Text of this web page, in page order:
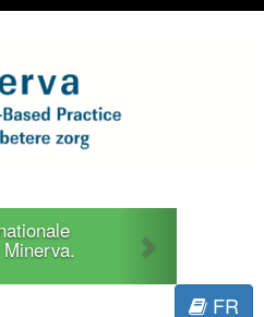
FR